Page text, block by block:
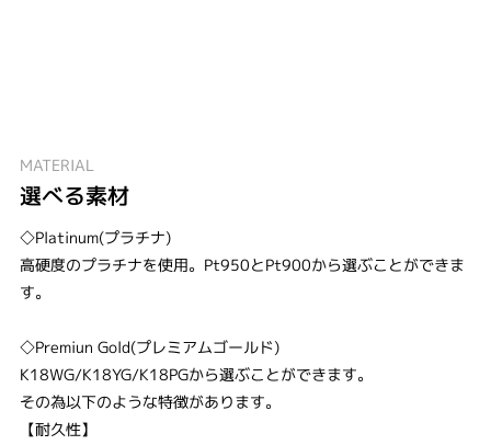
MATERIAL
選べる素材
◇Platinum(プラチナ)
高硬度のプラチナを使用。Pt950とPt900から選ぶことができま
す。
◇Premiun Gold(プレミアムゴールド)
K18WG/K18YG/K18PGから選ぶことができます。
その為以下のような特徴があります。
【耐久性】